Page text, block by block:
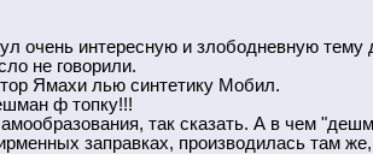
очень интересную и злободневную тему
не говорили.
Ямахи лью синтетику Мобил.
ф топку!!!
так сказать. А в чем
заправках, производилась там